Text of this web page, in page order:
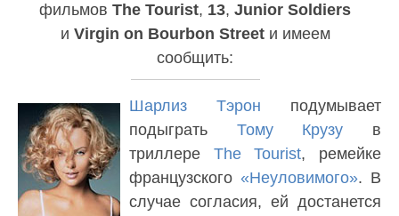
фильмов The Tourist, 13, Junior Soldiers
и Virgin on Bourbon Streetи имеем
сообщить:
Шарлиз Тэрон подумывает
подыграть Тому Крузу в
триллере The Tourist, ремейке
французского «Неуловимого». В
случае согласия, ей достанется